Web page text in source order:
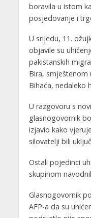
boravila u istom
posjedovanje i
U srijedu, 11.
objavile su
pakistanskih
Bira, smještenom
Bihaća, nedaleko
U razgovoru s
glasnogovornik
izjavio kako
silovatelji bili
Ostali pojedinci
skupinom
Glasnogovornik
AFP-a da su